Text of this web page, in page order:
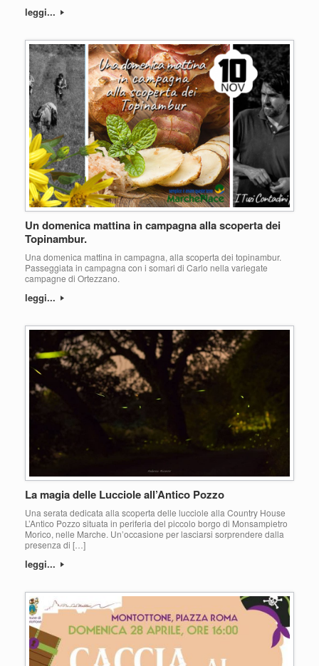
leggi...
Un domenica mattina in campagna alla scoperta dei
Topinambur.
Una domenica mattina in campagna, alla scoperta dei topinambur.
Passeggiata in campagna con i somari di Carlo nella variegate
campagne di Ortezzano.
leggi...
La magia delle Lucciole all’Antico Pozzo
Una serata dedicata alla scoperta delle lucciole alla Country House
L’Antico Pozzo situata in periferia del piccolo borgo di Monsampietro
Morico, nelle Marche. Un’occasione per lasciarsi sorprendere dalla
presenza di […]
leggi...